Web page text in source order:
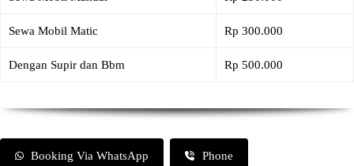
Sewa Mobil Matic Rp 300.000
Dengan Supir dan Bbm Rp 500.000
Booking Via WhatsApp Phone